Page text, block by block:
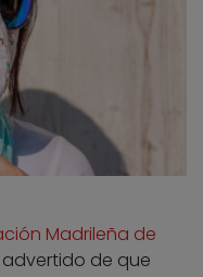
Madrileña de
advertido de que